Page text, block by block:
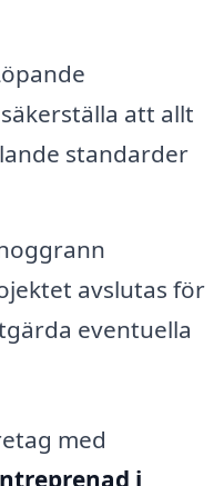
att allt
standarder
avslutas för
eventuella
med
i